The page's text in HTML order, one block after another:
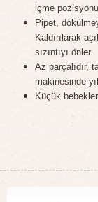
içme
Pipet,
Kaldırılarak
sızıntıyı önler.
Az parçalıdır,
makinesinde
Küçük